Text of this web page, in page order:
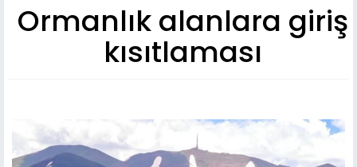
Ormanlık alanlara giriş
kısıtlaması